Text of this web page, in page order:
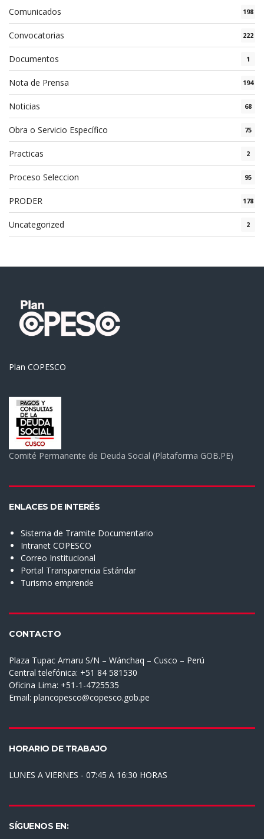
Comunicados 198
Convocatorias 222
Documentos 1
Nota de Prensa 194
Noticias 68
Obra o Servicio Específico 75
Practicas 2
Proceso Seleccion 95
PRODER 178
Uncategorized 2
Plan COPESCO
Comité Permanente de Deuda Social (Plataforma GOB.PE)
ENLACES DE INTERÉS
Sistema de Tramite Documentario
Intranet COPESCO
Correo Institucional
Portal Transparencia Estándar
Turismo emprende
CONTACTO
Plaza Tupac Amaru S/N – Wánchaq – Cusco – Perú
Central telefónica: +51 84 581530
Oficina Lima: +51-1-4725535
Email: plancopesco@copesco.gob.pe
HORARIO DE TRABAJO
LUNES A VIERNES - 07:45 A 16:30 HORAS
SÍGUENOS EN: